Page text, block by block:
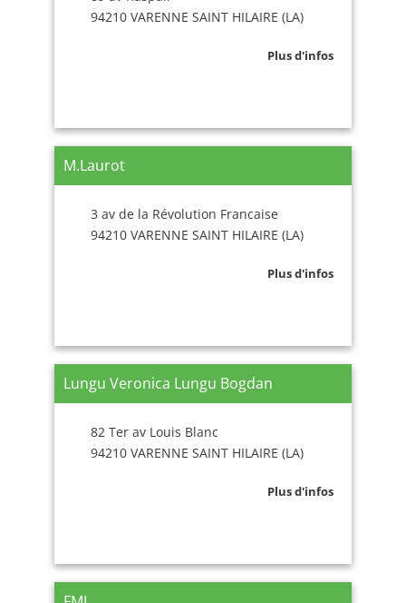
94210 VARENNE SAINT HILAIRE (LA)
Plus d'infos
M.Laurot
3 av de la Révolution Francaise
94210 VARENNE SAINT HILAIRE (LA)
Plus d'infos
Lungu Veronica Lungu Bogdan
82 Ter av Louis Blanc
94210 VARENNE SAINT HILAIRE (LA)
Plus d'infos